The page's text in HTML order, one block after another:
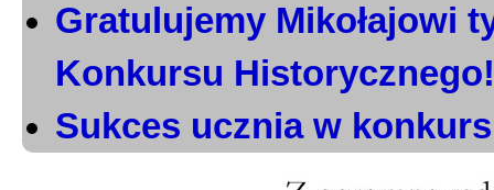
Gratulujemy Mikołajowi
Konkursu Historycznego!
Sukces ucznia w